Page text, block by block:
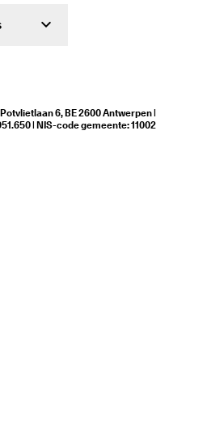
6, BE 2600 Antwerpen |
| NIS-code gemeente: 11002